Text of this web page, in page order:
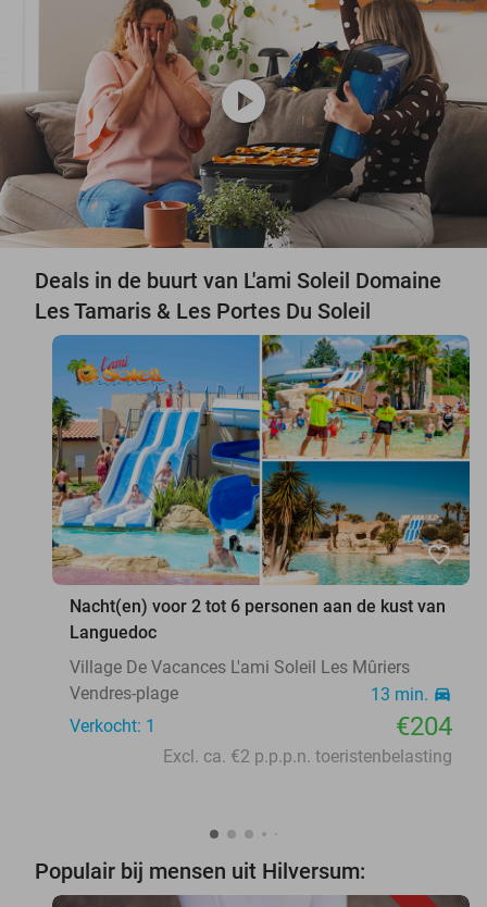
play_circle
Deals in de buurt van L'ami Soleil Domaine
Les Tamaris & Les Portes Du Soleil
favorite_border
Nacht(en) voor 2 tot 6 personen aan de kust van
Languedoc
Village De Vacances L'ami Soleil Les Mûriers
Vendres-plage
13 min. directions_car
Verkocht: 1 €204
Excl. ca. €2 p.p.p.n. toeristenbelasting
Populair bij mensen uit Hilversum: